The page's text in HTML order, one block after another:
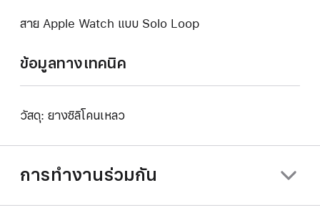
สาย Apple Watch แบบ Solo Loop
ข้อมูลทางเทคนิค
วัสดุ: ยางซิลิโคนเหลว
การทำงานร่วมกัน